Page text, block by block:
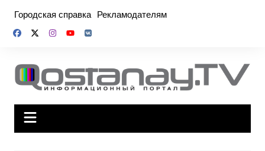
содержимому
Городская справка Рекламодателям